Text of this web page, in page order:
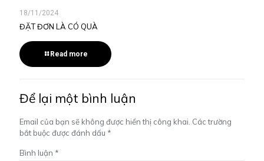
18/11/2024
ĐẶT ĐƠN LÀ CÓ QUÀ
Read more
Để lại một bình luận
Email của bạn sẽ không được hiển thị công khai. Các trường
bắt buộc được đánh dấu *
Bình luận *